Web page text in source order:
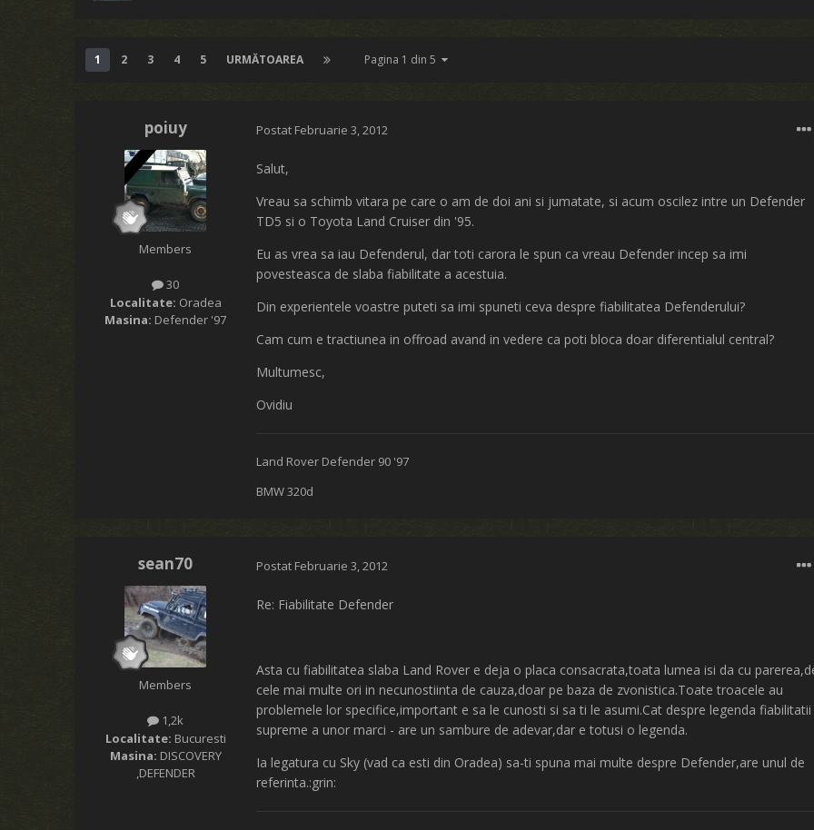
1 2 3 4 5 URMĂTOAREA Pagina 1 din 5
poiuy
Members
30
Localitate: Oradea
Masina: Defender '97
Postat Februarie 3, 2012
Salut,
Vreau sa schimb vitara pe care o am de doi ani si jumatate, si acum oscilez intre un Defender
TD5 si o Toyota Land Cruiser din '95.
Eu as vrea sa iau Defenderul, dar toti carora le spun ca vreau Defender incep sa imi
povesteasca de slaba fiabilitate a acestuia.
Din experientele voastre puteti sa imi spuneti ceva despre fiabilitatea Defenderului?
Cam cum e tractiunea in offroad avand in vedere ca poti bloca doar diferentialul central?
Multumesc,
Ovidiu
Land Rover Defender 90 '97
BMW 320d
sean70
Members
1,2k
Localitate: Bucuresti
Masina: DISCOVERY
,DEFENDER
Postat Februarie 3, 2012
Re: Fiabilitate Defender
Asta cu fiabilitatea slaba Land Rover e deja o placa consacrata,toata lumea isi da cu
cele mai multe ori in necunostiinta de cauza,doar pe baza de zvonistica.Toate troacele au
problemele lor specifice,important e sa le cunosti si sa ti le asumi.Cat despre legenda fiabilitatii
supreme a unor marci - are un sambure de adevar,dar e totusi o legenda.
Ia legatura cu Sky (vad ca esti din Oradea) sa-ti spuna mai multe despre Defender,are unul de
referinta.:grin: